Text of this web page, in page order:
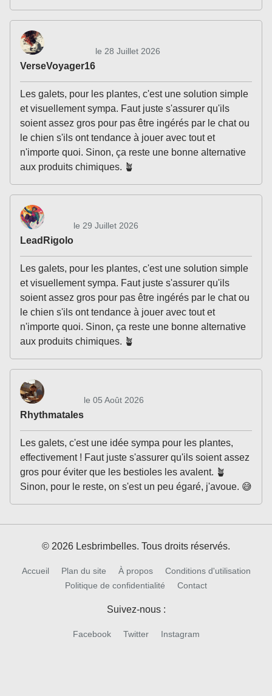
VerseVoyager16
le 28 Juillet 2026
Les galets, pour les plantes, c'est une solution simple
et visuellement sympa. Faut juste s'assurer qu'ils
soient assez gros pour pas être ingérés par le chat ou
le chien s'ils ont tendance à jouer avec tout et
n'importe quoi. Sinon, ça reste une bonne alternative
aux produits chimiques. 🪴
LeadRigolo
le 29 Juillet 2026
Les galets, pour les plantes, c'est une solution simple
et visuellement sympa. Faut juste s'assurer qu'ils
soient assez gros pour pas être ingérés par le chat ou
le chien s'ils ont tendance à jouer avec tout et
n'importe quoi. Sinon, ça reste une bonne alternative
aux produits chimiques. 🪴
Rhythmatales
le 05 Août 2026
Les galets, c'est une idée sympa pour les plantes,
effectivement ! Faut juste s'assurer qu'ils soient assez
gros pour éviter que les bestioles les avalent. 🪴
Sinon, pour le reste, on s'est un peu égaré, j'avoue. 😅
© 2026 Lesbrimbelles. Tous droits réservés.
Accueil Plan du site À propos
Conditions d'utilisation
Politique de confidentialité
Contact
Suivez-nous :
Facebook Twitter Instagram